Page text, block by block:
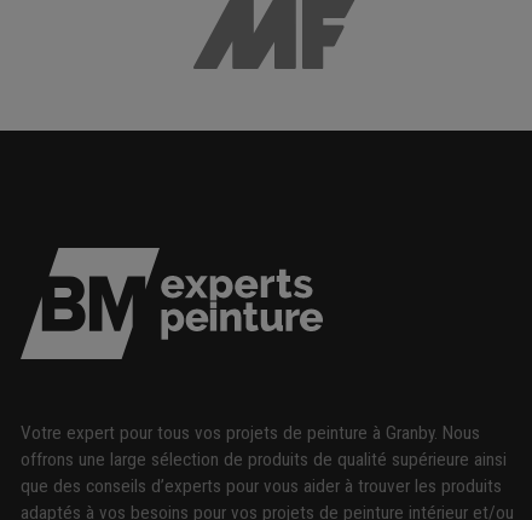
Votre expert pour tous vos projets de peinture à Granby. Nous
offrons une large sélection de produits de qualité supérieure ainsi
que des conseils d’experts pour vous aider à trouver les produits
adaptés à vos besoins pour vos projets de peinture intérieur et/ou